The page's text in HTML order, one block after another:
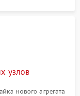
узлов
нового агрегата